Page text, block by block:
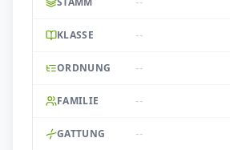
KLASSE --
ORDNUNG --
FAMILIE --
GATTUNG --